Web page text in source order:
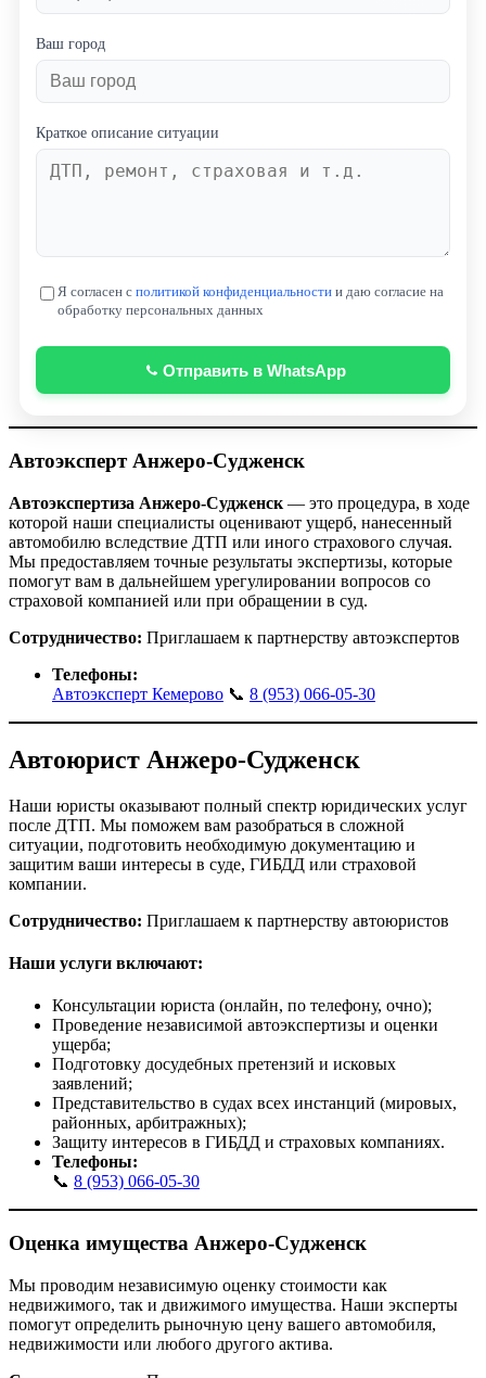
Ваш город
Краткое описание ситуации
Я согласен с политикой конфиденциальности и даю согласие на
обработку персональных данных
Отправить в WhatsApp
Автоэксперт Анжеро-Судженск
Автоэкспертиза Анжеро-Судженск — это процедура, в ходе
которой наши специалисты оценивают ущерб, нанесенный
автомобилю вследствие ДТП или иного страхового случая.
Мы предоставляем точные результаты экспертизы, которые
помогут вам в дальнейшем урегулировании вопросов со
страховой компанией или при обращении в суд.
Сотрудничество: Приглашаем к партнерству автоэкспертов
Телефоны:
Автоэксперт Кемерово 📞 8 (953) 066-05-30
Автоюрист Анжеро-Судженск
Наши юристы оказывают полный спектр юридических услуг
после ДТП. Мы поможем вам разобраться в сложной
ситуации, подготовить необходимую документацию и
защитим ваши интересы в суде, ГИБДД или страховой
компании.
Сотрудничество: Приглашаем к партнерству автоюристов
Наши услуги включают:
Консультации юриста (онлайн, по телефону, очно);
Проведение независимой автоэкспертизы и оценки
ущерба;
Подготовку досудебных претензий и исковых
заявлений;
Представительство в судах всех инстанций (мировых,
районных, арбитражных);
Защиту интересов в ГИБДД и страховых компаниях.
Телефоны:
📞 8 (953) 066-05-30
Оценка имущества Анжеро-Судженск
Мы проводим независимую оценку стоимости как
недвижимого, так и движимого имущества. Наши эксперты
помогут определить рыночную цену вашего автомобиля,
недвижимости или любого другого актива.